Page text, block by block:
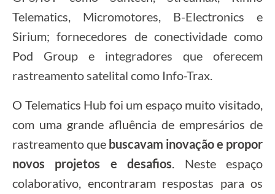
Telematics, Micromotores, B-Electronics e
Sirium; fornecedores de conectividade como
Pod Group e integradores que oferecem
rastreamento satelital como Info-Trax.
O Telematics Hub foi um espaço muito visitado,
com uma grande afluência de empresários de
rastreamento que buscavam inovação e propor
novos projetos e desafios . Neste espaço
colaborativo, encontraram respostas para os